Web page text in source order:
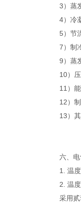
3）蒸
4）冷
5）节
7）制
9）蒸
10）
11）
12）
13）
六、
1. 温
2. 温
采用